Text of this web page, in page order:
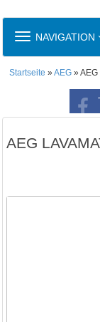
TOGGLE
NAVIGATION
Startseite »AEG » AEG
AEG